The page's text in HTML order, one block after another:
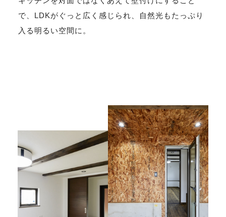
で、LDKがぐっと広く感じられ、自然光もたっぷり
入る明るい空間に。